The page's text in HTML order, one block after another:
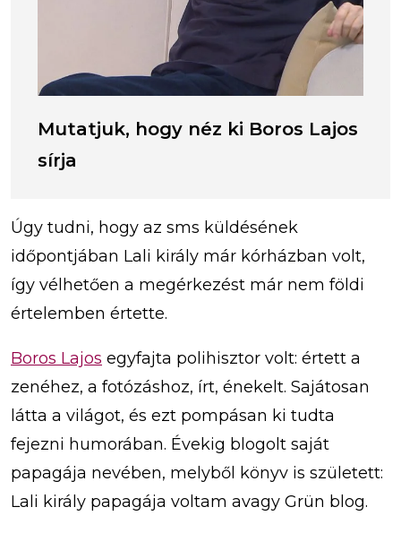
Mutatjuk, hogy néz ki Boros Lajos
sírja
Úgy tudni, hogy az sms küldésének
időpontjában Lali király már kórházban volt,
így vélhetően a megérkezést már nem földi
értelemben értette.
Boros Lajos egyfajta polihisztor volt: értett a
zenéhez, a fotózáshoz, írt, énekelt. Sajátosan
látta a világot, és ezt pompásan ki tudta
fejezni humorában. Évekig blogolt saját
papagája nevében, melyből könyv is született:
Lali király papagája voltam avagy Grün blog.